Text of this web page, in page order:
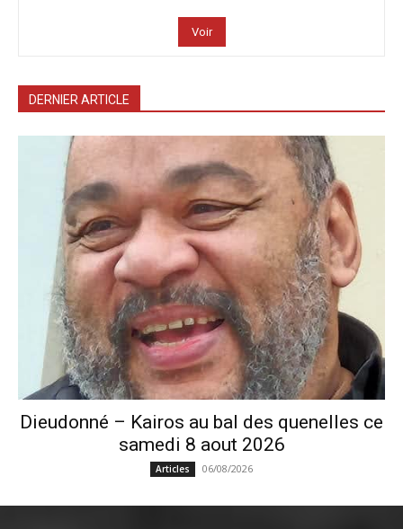
Voir
DERNIER ARTICLE
Dieudonné – Kairos au bal des quenelles ce
samedi 8 aout 2026
Articles 06/08/2026